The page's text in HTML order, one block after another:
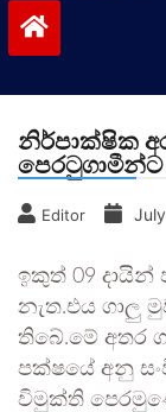
නිර්පාක්ෂික
පෙරටුගාමීන්ට
Editor
ඉකුත් 09
නැත.එය ගාලු
තිබේ.මේ අතර
පක්ෂයේ අනු
විමුක්ති